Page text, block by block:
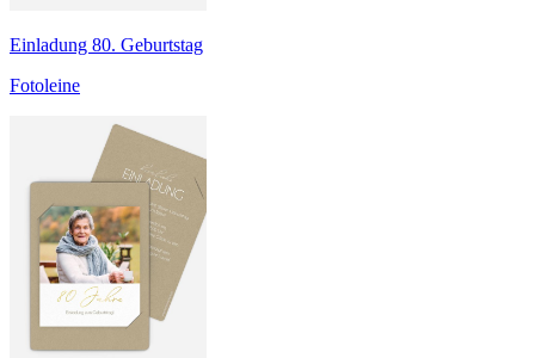
Einladung 80. Geburtstag
Fotoleine